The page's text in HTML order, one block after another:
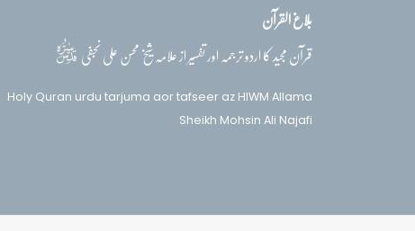
بلاغ القرآن
قرآن مجید کا اردو ترجمہ اور تفسیر از علامہ شیخ محسن علی نجفیقدس‌سره
Holy Quran urdu tarjuma aor tafseer az HIWM Allama
Sheikh Mohsin Ali Najafi